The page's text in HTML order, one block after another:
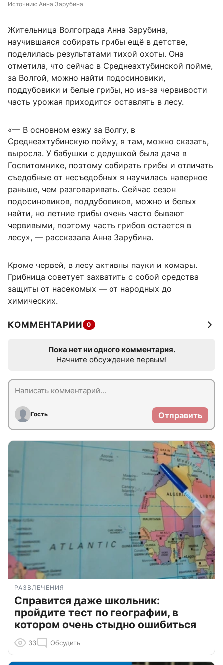
Источник: Анна Зарубина
Жительница Волгограда Анна Зарубина,
научившаяся собирать грибы ещё в детстве,
поделилась результатами тихой охоты. Она
отметила, что сейчас в Среднеахтубинской пойме,
за Волгой, можно найти подосиновики,
поддубовики и белые грибы, но из-за червивости
часть урожая приходится оставлять в лесу.
«— В основном езжу за Волгу, в
Среднеахтубинскую пойму, я там, можно сказать,
выросла. У бабушки с дедушкой была дача в
Госпитомнике, поэтому собирать грибы и отличать
съедобные от несъедобных я научилась наверное
раньше, чем разговаривать. Сейчас сезон
подосиновиков, поддубовиков, можно и белых
найти, но летние грибы очень часто бывают
червивыми, поэтому часть грибов остается в
лесу», — рассказала Анна Зарубина.
Кроме червей, в лесу активны пауки и комары.
Грибница советует захватить с собой средства
защиты от насекомых — от народных до
химических.
КОММЕНТАРИИ 0
Пока нет ни одного комментария.
Начните обсуждение первым!
Гость Отправить
РАЗВЛЕЧЕНИЯ
Справится даже школьник:
пройдите тест по географии, в
котором очень стыдно ошибиться
33 Обсудить